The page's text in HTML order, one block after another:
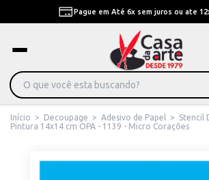
Pague em Até 6x sem juros ou ate
Início > Decoupage > Adesivo de Papel >
Stencil
Pintura 14x14 cm OPA - 1139 - Micro Corações